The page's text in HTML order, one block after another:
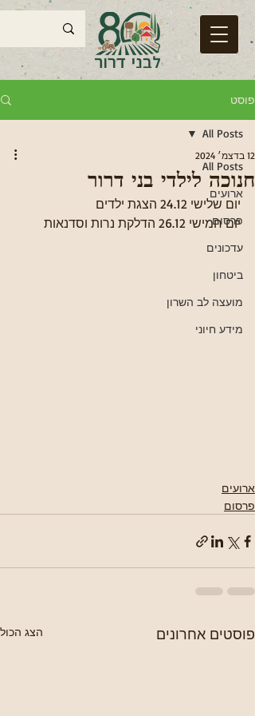
פוסט
All Posts
ארועים
פרסום
עדכונים
ביטחון
מועצה לב השרון
מידע חיוני
All Posts
חנוכה לילדי בני דרור
12 בדצמ׳ 2024
יום שלישי 24.12 הצגת ילדים
יום חמישי 26.12 הדלקת נרות וסדנאות
ארועים
פרסום
פוסטים אחרונים הצג הכול